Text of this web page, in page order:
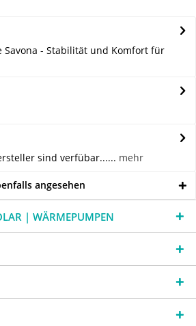
Savona - Stabilität und Komfort für
sind verfübar...... mehr
angesehen
| WÄRMEPUMPEN